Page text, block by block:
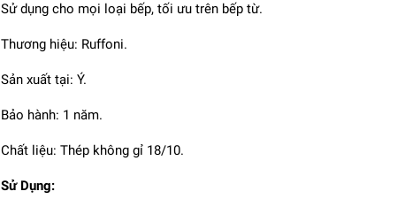
Sử dụng cho mọi loại bếp, tối ưu trên bếp từ.
Thương hiệu: Ruffoni.
Sản xuất tại: Ý.
Bảo hành: 1 năm.
Chất liệu: Thép không gỉ 18/10.
Sử Dụng: